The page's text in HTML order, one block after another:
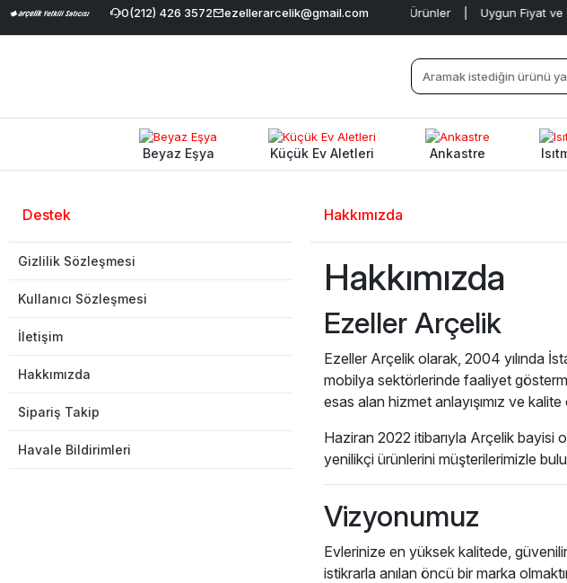
0(212) 426 3572 ezellerarcelik@gmail.com
İndirimi | Geniş Ürün Yelpazesi | %100 Orijinal ve Garantili Ürünler | Uygun Fiyat ve
Beyaz Eşya Küçük Ev Aletleri Ankastre
Destek
Gizlilik Sözleşmesi
Kullanıcı Sözleşmesi
İletişim
Hakkımızda
Sipariş Takip
Havale Bildirimleri
Hakkımızda
Hakkımızda
Ezeller Arçelik
Ezeller Arçelik olarak, 2004 yılında
mobilya sektörlerinde faaliyet
esas alan hizmet anlayışımız ve
Haziran 2022 itibarıyla Arçelik bayisi
yenilikçi ürünlerini müşterilerimizle
Vizyonumuz
Evlerinize en yüksek kalitede,
istikrarla anılan öncü bir marka